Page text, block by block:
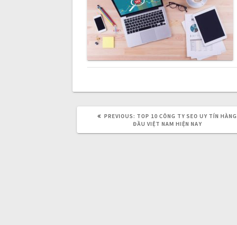
i
PREVIOUS: P
R
TOP 10 CÔNG TY SEO UY TÍN HÀNG
ĐẦU VIỆT NAM HIỆN NAY